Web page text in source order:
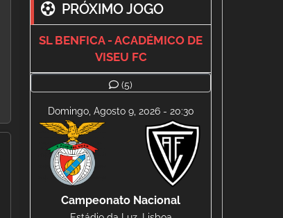
PRÓXIMO JOGO
SL BENFICA - ACADÉMICO DE
VISEU FC
(5)
Domingo, Agosto 9, 2026 - 20:30
Campeonato Nacional